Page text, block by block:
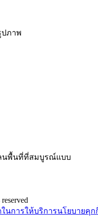
ปภาพ
นพื้นที่ที่สมบูรณ์แบบ
นการให้บริการนโยบายคุก